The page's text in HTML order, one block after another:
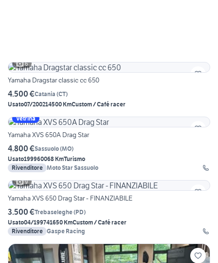
6
Yamaha Dragstar classic cc 650
4.500 €Catania (CT)
Usato07/200214500 KmCustom / Café racer
Vetrina
Yamaha XVS 650A Drag Star
4.800 €Sassuolo(MO)
Usato199960068 KmTurismo
Rivenditore Moto Star Sassuolo
9
Yamaha XVS 650 Drag Star - FINANZIABILE
3.500 €Trebaseleghe(PD)
Usato04/199741650 KmCustom / Café racer
Rivenditore Gaspe Racing